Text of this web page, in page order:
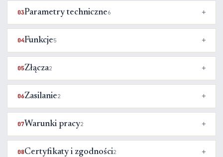
03Parametry techniczne6
04Funkcje5
05Złącza2
06Zasilanie2
07Warunki pracy2
08Certyfikaty i zgodności2